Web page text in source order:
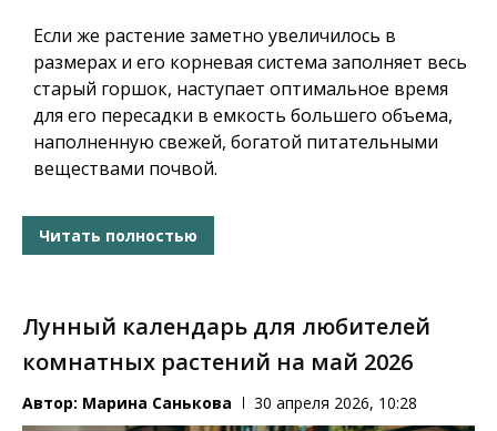
Если же растение заметно увеличилось в
размерах и его корневая система заполняет весь
старый горшок, наступает оптимальное время
для его пересадки в емкость большего объема,
наполненную свежей, богатой питательными
веществами почвой.
Читать полностью
Лунный календарь для любителей
комнатных растений на май 2026
Автор: Марина Санькова 30 апреля 2026, 10:28